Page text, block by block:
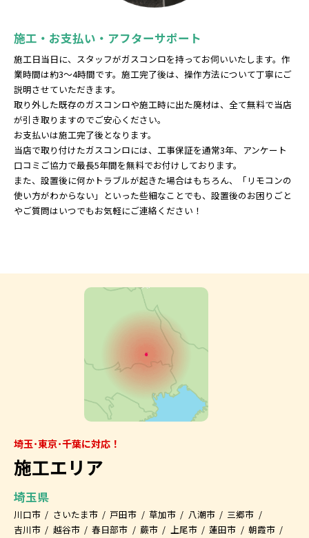
施工・お支払い・アフターサポート
施工日当日に、スタッフがガスコンロを持ってお伺いいたします。作
業時間は約3～4時間です。施工完了後は、操作方法について丁寧にご
説明させていただきます。
取り外した既存のガスコンロや施工時に出た廃材は、全て無料で当店
が引き取りますのでご安心ください。
お支払いは施工完了後となります。
当店で取り付けたガスコンロには、工事保証を通常3年、アンケート
口コミご協力で最長5年間を無料でお付けしております。
また、設置後に何かトラブルが起きた場合はもちろん、「リモコンの
使い方がわからない」といった些細なことでも、設置後のお困りごと
やご質問はいつでもお気軽にご連絡ください！
埼玉･東京･千葉に対応！
施工エリア
埼玉県
川口市 さいたま市 戸田市 草加市 八潮市
三郷市
吉川市
越谷市 春日部市 蕨市 上尾市 蓮田市
朝霞市